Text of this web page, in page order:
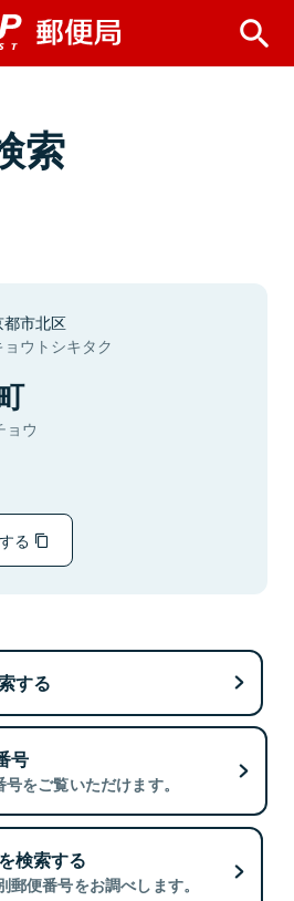
索
都市北区
ョウトシキタク
ョウ
る
する
号
をご覧いただけます。
検索する
便番号をお調べします。